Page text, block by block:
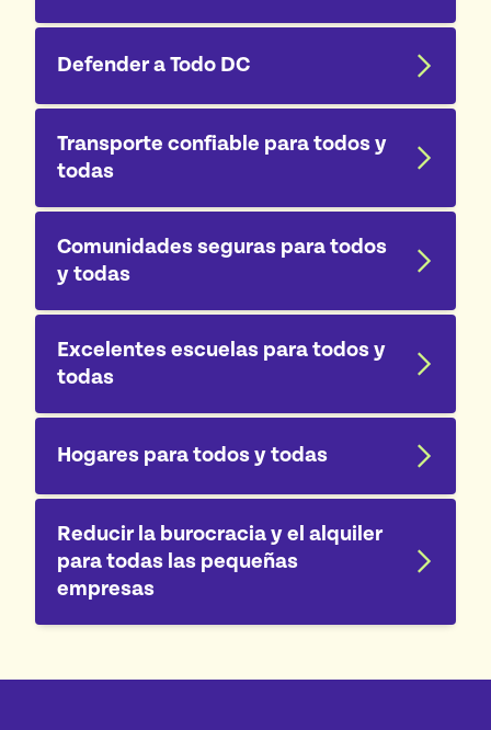
Defender a Todo DC
Transporte confiable para todos y
todas
Comunidades seguras para todos
y todas
Excelentes escuelas para todos y
todas
Hogares para todos y todas
Reducir la burocracia y el alquiler
para todas las pequeñas
empresas